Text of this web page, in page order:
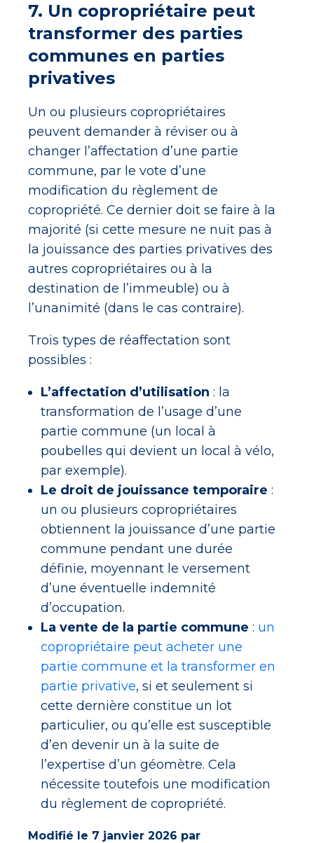
7. Un copropriétaire peut
transformer des parties
communes en parties
privatives
Un ou plusieurs copropriétaires
peuvent demander à réviser ou à
changer l’affectation d’une partie
commune, par le vote d’une
modification du règlement de
copropriété. Ce dernier doit se faire à la
majorité (si cette mesure ne nuit pas à
la jouissance des parties privatives des
autres copropriétaires ou à la
destination de l’immeuble) ou à
l’unanimité (dans le cas contraire).
Trois types de réaffectation sont
possibles :
L’affectation d’utilisation : la
transformation de l’usage d’une
partie commune (un local à
poubelles qui devient un local à vélo,
par exemple).
Le droit de jouissance temporaire :
un ou plusieurs copropriétaires
obtiennent la jouissance d’une partie
commune pendant une durée
définie, moyennant le versement
d’une éventuelle indemnité
d’occupation.
La vente de la partie commune : un
copropriétaire peut acheter une
partie commune et la transformer en
partie privative, si et seulement si
cette dernière constitue un lot
particulier, ou qu’elle est susceptible
d’en devenir un à la suite de
l’expertise d’un géomètre. Cela
nécessite toutefois une modification
du règlement de copropriété.
Modifié le 7 janvier 2026 par